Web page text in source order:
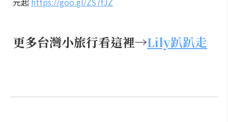
更多台灣小旅行看這裡→Lily趴趴走